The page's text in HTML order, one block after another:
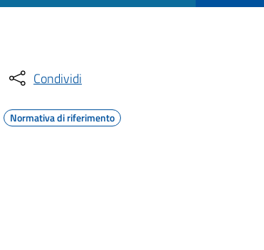
Condividi
Normativa di riferimento